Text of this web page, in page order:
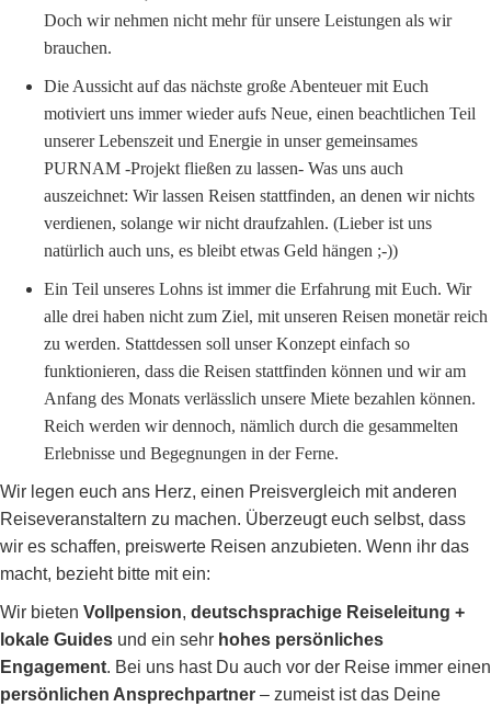
Doch wir nehmen nicht mehr für unsere Leistungen als wir
brauchen.
Die Aussicht auf das nächste große Abenteuer mit Euch
motiviert uns immer wieder aufs Neue, einen beachtlichen Teil
unserer Lebenszeit und Energie in unser gemeinsames
PURNAM -Projekt fließen zu lassen- Was uns auch
auszeichnet: Wir lassen Reisen stattfinden, an denen wir nichts
verdienen, solange wir nicht draufzahlen. (Lieber ist uns
natürlich auch uns, es bleibt etwas Geld hängen ;-))
Ein Teil unseres Lohns ist immer die Erfahrung mit Euch. Wir
alle drei haben nicht zum Ziel, mit unseren Reisen monetär reich
zu werden. Stattdessen soll unser Konzept einfach so
funktionieren, dass die Reisen stattfinden können und wir am
Anfang des Monats verlässlich unsere Miete bezahlen können.
Reich werden wir dennoch, nämlich durch die gesammelten
Erlebnisse und Begegnungen in der Ferne.
Wir legen euch ans Herz, einen Preisvergleich mit anderen
Reiseveranstaltern zu machen. Überzeugt euch selbst, dass
wir es schaffen, preiswerte Reisen anzubieten. Wenn ihr das
macht, bezieht bitte mit ein:
Wir bieten Vollpension, deutschsprachige Reiseleitung +
lokale Guides und ein sehr hohes persönliches
Engagement. Bei uns hast Du auch vor der Reise immer einen
persönlichen Ansprechpartner – zumeist ist das Deine